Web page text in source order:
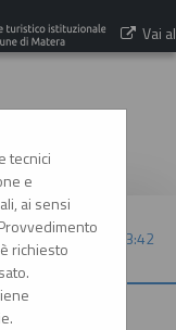
Vai al
08/08/2026 13:42
economici
tecnici
e
ai sensi
richiesto